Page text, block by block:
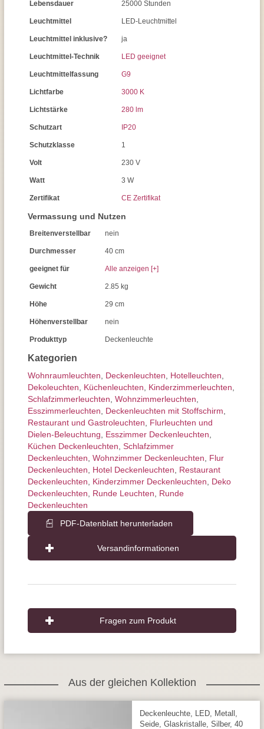
Kategorien
Wohnraum­leuchten Decken­leuchten Hotelleuchten
Dekoleuchten
Küchenleuchten Kinderzimmer­leuchten
Schlafzimmer­leuchten Wohnzimmer­leuchten
Esszimmer­­leuchten
Deckenleuchten mit Stoffschirm
Restaurant und Gastroleuchten
Flurleuchten und
Dielen-Beleuchtung
Esszimmer Deckenleuchten
Küchen Deckenleuchten Schlafzimmer
Deckenleuchten Wohnzimmer Deckenleuchten
Flur
Deckenleuchten
Hotel Deckenleuchten
Restaurant
Deckenleuchten
Kinderzimmer Deckenleuchten
Deko
Deckenleuchten
Runde Leuchten
Runde
Deckenleuchten
PDF-Datenblatt herunterladen
Versandinformationen
Lebensdauer 25000 Stunden
Leuchtmittel LED-Leuchtmittel
Leuchtmittel inklusive? ja
Leuchtmittel-Technik LED geeignet
Leuchtmittelfassung G9
Lichtfarbe 3000 K
Lichtstärke 280 lm
Schutzart IP20
Schutzklasse 1
Volt 230 V
Watt 3 W
Zertifikat CE Zertifikat
Vermassung und Nutzen
Breitenverstellbar nein
Durchmesser 40 cm
geeignet für Alle anzeigen [+]
Gewicht 2.85 kg
Höhe 29 cm
Höhenverstellbar nein
Produkttyp Deckenleuchte
Fragen zum Produkt
Aus der gleichen Kollektion
Deckenleuchte, LED, Metall,
Seide, Glaskristalle, Silber, 40